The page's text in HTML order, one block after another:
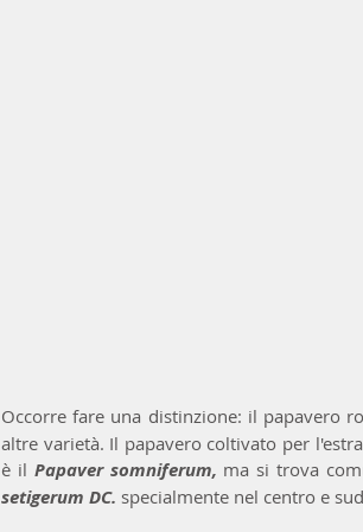
Occorre fare una distinzione: il papavero
altre varietà. Il papavero coltivato per
è il Papaver somniferum, ma si trova
setigerum DC. specialmente nel centro e